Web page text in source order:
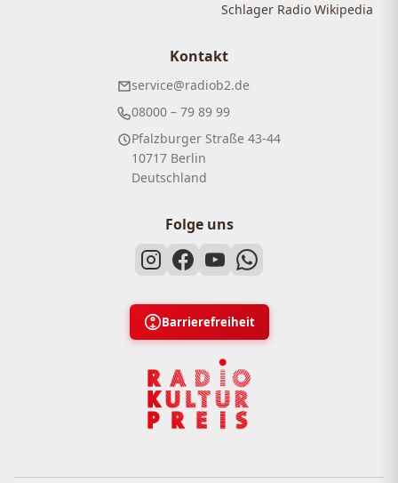
Schlager Radio Wikipedia
Kontakt
service@radiob2.de
08000 – 79 89 99
Pfalzburger Straße 43-44
10717 Berlin
Deutschland
Folge uns
Barrierefreiheit